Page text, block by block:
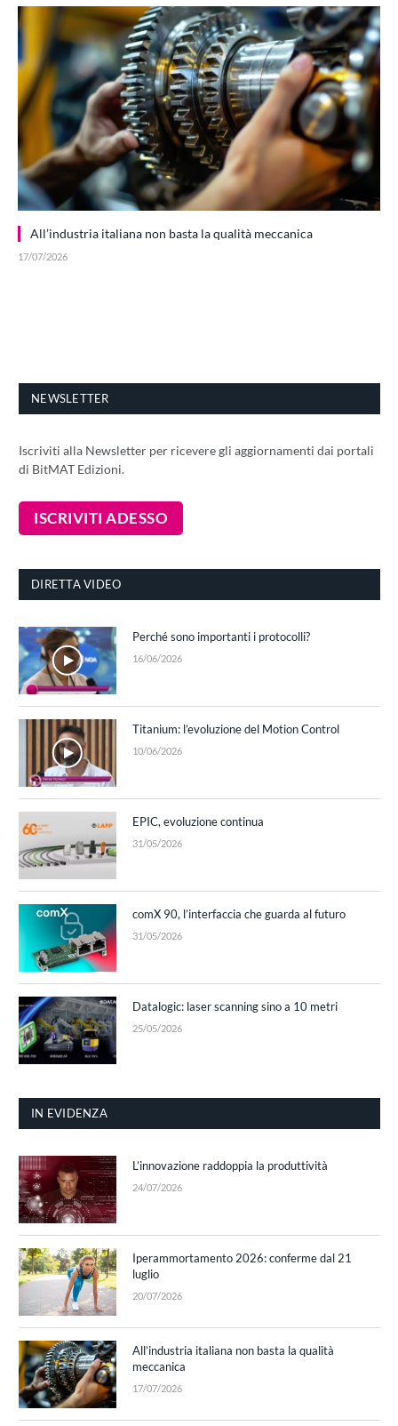
All’industria italiana non basta la qualità meccanica
17/07/2026
NEWSLETTER
Iscriviti alla Newsletter per ricevere gli aggiornamenti dai portali
di BitMAT Edizioni.
DIRETTA VIDEO
Perché sono importanti i protocolli?
16/06/2026
Titanium: l’evoluzione del Motion Control
10/06/2026
EPIC, evoluzione continua
31/05/2026
comX 90, l’interfaccia che guarda al futuro
31/05/2026
Datalogic: laser scanning sino a 10 metri
25/05/2026
IN EVIDENZA
L’innovazione raddoppia la produttività
24/07/2026
Iperammortamento 2026: conferme dal 21
luglio
20/07/2026
All’industria italiana non basta la qualità
meccanica
17/07/2026